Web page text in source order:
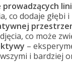
co dodaje głębi
co może
–
i bardziej